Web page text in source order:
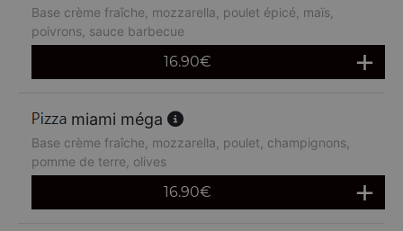
Base crème fraîche, mozzarella, poulet épicé, maïs,
poivrons, sauce barbecue
16.90€
miami méga
Base crème fraîche, mozzarella, poulet, champignons,
pomme de terre, olives
16.90€